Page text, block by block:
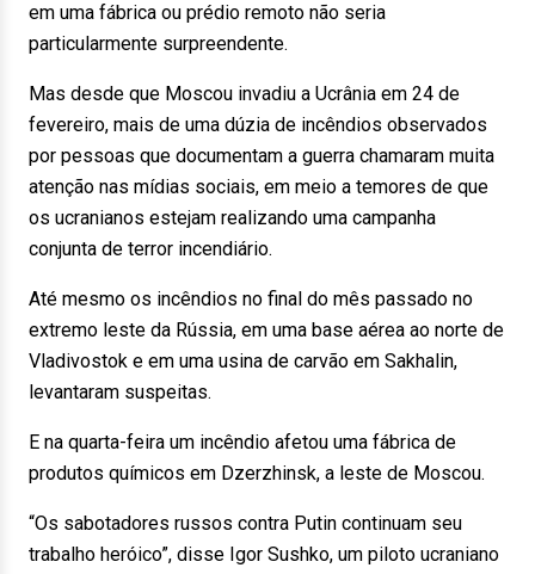
em uma fábrica ou prédio remoto não seria
particularmente surpreendente.
Mas desde que Moscou invadiu a Ucrânia em 24 de
fevereiro, mais de uma dúzia de incêndios observados
por pessoas que documentam a guerra chamaram muita
atenção nas mídias sociais, em meio a temores de que
os ucranianos estejam realizando uma campanha
conjunta de terror incendiário.
Até mesmo os incêndios no final do mês passado no
extremo leste da Rússia, em uma base aérea ao norte de
Vladivostok e em uma usina de carvão em Sakhalin,
levantaram suspeitas.
E na quarta-feira um incêndio afetou uma fábrica de
produtos químicos em Dzerzhinsk, a leste de Moscou.
“Os sabotadores russos contra Putin continuam seu
trabalho heróico”, disse Igor Sushko, um piloto ucraniano